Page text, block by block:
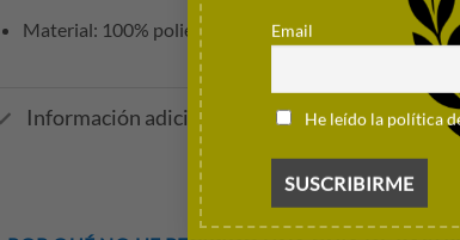
Email
He leído la política
Material: 100% poliéster
Información adicional